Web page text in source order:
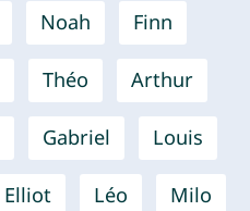
Noah Finn
Théo Arthur
Gabriel Louis
Elliot Léo Milo